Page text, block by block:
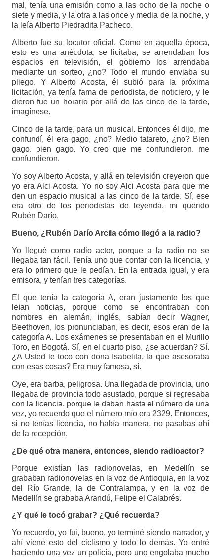
mal, tenía una emisión como a las ocho de la noche o
siete y media, y la otra a las once y media de la noche, y
la leía Alberto Piedradita Pacheco.
Alberto fue su locutor oficial. Como en aquella época,
esto es una anécdota, se licitaba, se arrendaban los
espacios en televisión, el gobierno los arrendaba
mediante un sorteo, ¿no? Todo el mundo enviaba su
pliego. Y Alberto Acosta, él subió para la próxima
licitación, ya tenía fama de periodista, de noticiero, y le
dieron fue un horario por allá de las cinco de la tarde,
imagínese.
Cinco de la tarde, para un musical. Entonces él dijo, me
confundí, él era gago, ¿no? Medio tatareto, ¿no? Bien
gago, bien gago. Yo creo que me confundieron, me
confundieron.
Yo soy Alberto Acosta, y allá en televisión creyeron que
yo era Alci Acosta. Yo no soy Alci Acosta para que me
den un espacio musical a las cinco de la tarde. Sí, ese
era otro de los periodistas de leyenda, mi querido
Rubén Darío.
Bueno, ¿Rubén Darío Arcila cómo llegó a la radio?
Yo llegué como radio actor, porque a la radio no se
llegaba tan fácil. Tenía uno que contar con la licencia, y
era lo primero que le pedían. En la entrada igual, y era
emisora, y tenían tres categorías.
El que tenía la categoría A, eran justamente los que
leían noticias, porque como se encontraban con
nombres en alemán, inglés, sabían decir Wagner,
Beethoven, los pronunciaban, es decir, esos eran de la
categoría A. Los exámenes se presentaban en el Murillo
Toro, en Bogotá. Sí, en el cuarto piso, ¿se acuerdan? Sí.
¿A Usted le toco con doña Isabelita, la que asesoraba
con esas cosas? Era muy famosa, sí.
Oye, era barba, peligrosa. Una llegada de provincia, uno
llegaba de provincia todo asustado, porque si regresaba
con la licencia, porque le daban hasta el número de una
vez, yo recuerdo que el número mío era 2329. Entonces,
si no tenías licencia, no había manera, no pasabas ahí
de la recepción.
¿De qué otra manera, entonces, siendo radioactor?
Porque existían las radionovelas, en Medellín se
grababan radionovelas en la voz de Antioquia, en la voz
del Río Grande, la de Contralampa, y en la voz de
Medellín se grababa Arandú, Felipe el Calabrés.
¿Y qué le tocó grabar? ¿Qué recuerda?
Yo recuerdo, yo fui, bueno, yo terminé siendo narrador, y
ahí viene esto del ciclismo y todo lo demás. Yo entré
haciendo una vez un policía, pero uno engolaba mucho